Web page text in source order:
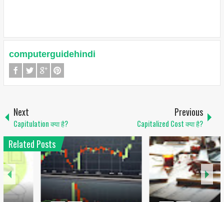
computerguidehindi
Next
Capitulation क्या है?
Previous
Capitalized Cost क्या है?
Related Posts